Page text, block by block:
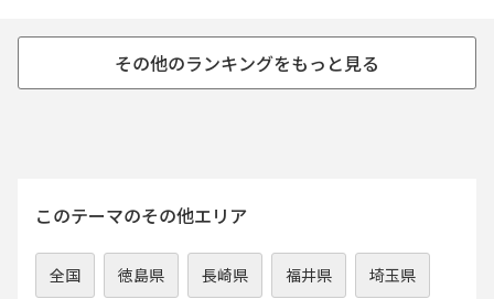
このテーマのその他エリア
全国 徳島県 長崎県 福井県 埼玉県